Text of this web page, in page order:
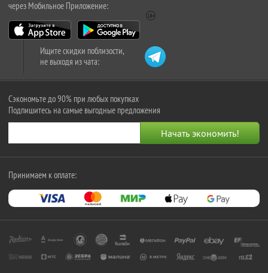
через Мобильное Приложение:
Ищите скидки поблизости,
не выходя из чата:
Сэкономьте до 90% при любых покупках
Подпишитесь на самые выгодные предложения
Принимаем к оплате: